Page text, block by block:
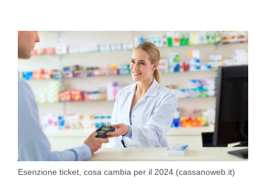
Esenzione ticket, cosa cambia per il 2024 (cassanoweb.it)